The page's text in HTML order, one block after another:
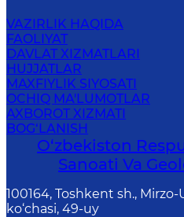
VAZIRLIK HAQIDA
FAOLIYAT
DAVLAT XIZMATLARI
HUJJATLAR
MAXFIYLIK SIYOSATI
OCHIQ MA'LUMOTLAR
AXBOROT XIZMATI
BOG‘LANISH
O‘zbekiston
Sanoati Va
100164, Toshkent sh.,
ko‘chasi, 49-uy